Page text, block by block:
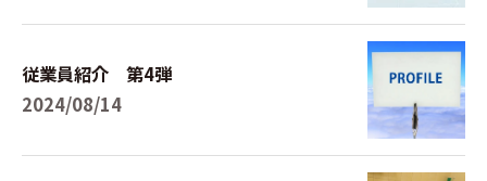
従業員紹介 第4弾
2024/08/14